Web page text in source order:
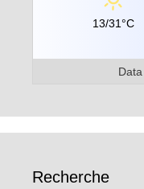
13/31°C
Recherche